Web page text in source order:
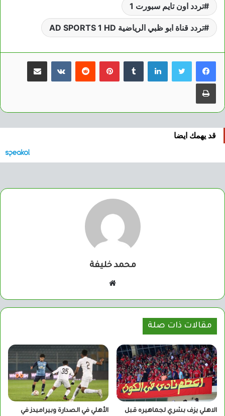
تردد اون تايم سبورت 1
تردد قناة ابو ظبي الرياضية AD SPORTS 1 HD
لينكدإن بينتيريست مشاركة عبر البريد
طباعة
قد يهمك ايضا
محمد خليفة
مقالات ذات صلة
الاهلي يزف بشري لجماهيره قبل
الأهلي في الصدارة وبيراميدز في